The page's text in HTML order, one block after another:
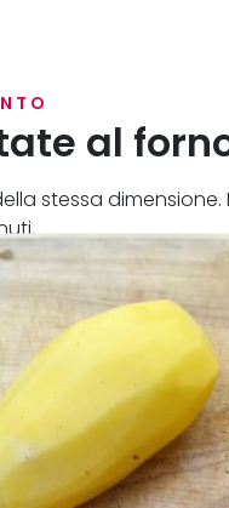
al
stessa dimensione.